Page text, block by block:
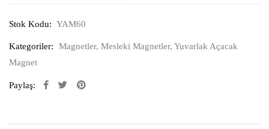
Stok Kodu: YAM60
Kategoriler: Magnetler, Mesleki Magnetler, Yuvarlak Açacak
Magnet
Paylaş: